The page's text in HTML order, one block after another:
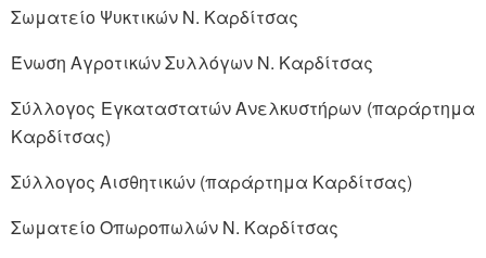
Σωματείο Ψυκτικών Ν. Καρδίτσας
Ένωση Αγροτικών Συλλόγων Ν. Καρδίτσας
Σύλλογος Εγκαταστατών Ανελκυστήρων (παράρτημα
Καρδίτσας)
Σύλλογος Αισθητικών (παράρτημα Καρδίτσας)
Σωματείο Οπωροπωλών Ν. Καρδίτσας